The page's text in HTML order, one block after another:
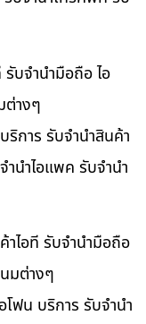
รับจำนำมือถือ ไอ
ต่างๆ
ริการ รับจำนำสินค้า
นำไอแพค รับจำนำ
าไอที รับจำนำมือถือ
มต่างๆ
ฟน บริการ รับจำนำ